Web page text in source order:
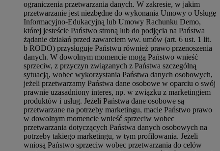
ograniczenia przetwarzania danych. W zakresie, w jakim
przetwarzanie jest niezbędne do wykonania Umowy o Usługę
Informacyjno-Edukacyjną lub Umowy Rachunku Demo,
której jesteście Państwo stroną lub do podjęcia na Państwa
żądanie działań przed zawarciem ww. umów (art. 6 ust. 1 lit.
b RODO) przysługuje Państwu również prawo przenoszenia
danych. W dowolnym momencie mogą Państwo wnieść
sprzeciw, z przyczyn związanych z Państwa szczególną
sytuacją, wobec wykorzystania Państwa danych osobowych,
jeżeli przetwarzamy Państwa dane osobowe w oparciu o swój
prawnie uzasadniony interes, np. w związku z marketingiem
produktów i usług. Jeżeli Państwa dane osobowe są
przetwarzane na potrzeby marketingu, macie Państwo prawo
w dowolnym momencie wnieść sprzeciw wobec
przetwarzania dotyczących Państwa danych osobowych na
potrzeby takiego marketingu, w tym profilowania. Jeżeli
wniosą Państwo sprzeciw wobec przetwarzania do celów